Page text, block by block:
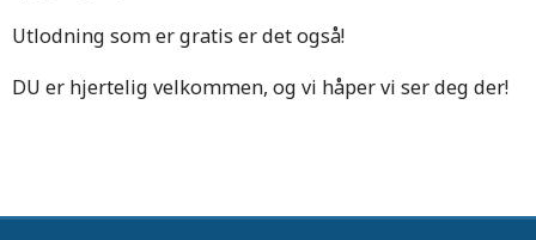
Utlodning som er gratis er det også!
DU er hjertelig velkommen, og vi håper vi ser deg der!